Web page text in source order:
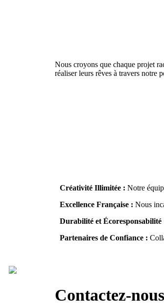
Nous croyons que chaque projet
réaliser leurs rêves à travers notre
Créativité Illimitée : Notre
Excellence Française : Nous
Durabilité et Écoresponsabilité
Partenaires de Confiance :
Contactez-nous